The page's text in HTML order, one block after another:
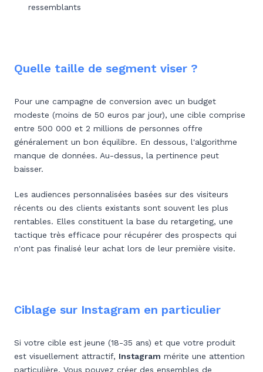
ressemblants
Quelle taille de segment viser ?
Pour une campagne de conversion avec un budget
modeste (moins de 50 euros par jour), une cible comprise
entre 500 000 et 2 millions de personnes offre
généralement un bon équilibre. En dessous, l'algorithme
manque de données. Au-dessus, la pertinence peut
baisser.
Les audiences personnalisées basées sur des visiteurs
récents ou des clients existants sont souvent les plus
rentables. Elles constituent la base du retargeting, une
tactique très efficace pour récupérer des prospects qui
n'ont pas finalisé leur achat lors de leur première visite.
Ciblage sur Instagram en particulier
Si votre cible est jeune (18-35 ans) et que votre produit
est visuellement attractif, Instagram mérite une attention
particulière. Vous pouvez créer des ensembles de